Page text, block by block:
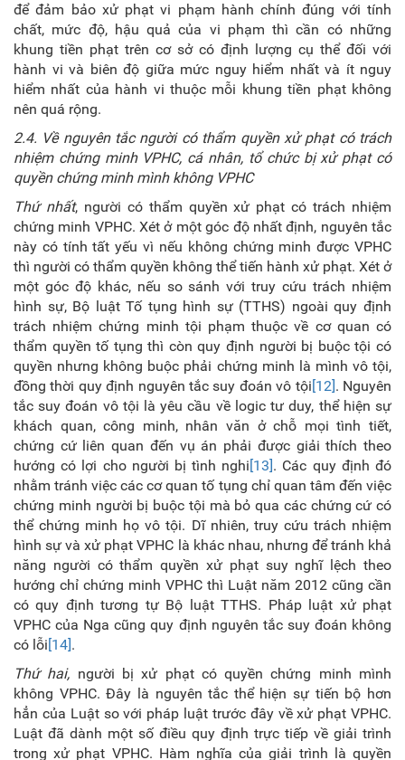
để đảm bảo xử phạt vi phạm hành chính đúng với tính
chất, mức độ, hậu quả của vi phạm thì cần có những
khung tiền phạt trên cơ sở có định lượng cụ thể đối với
hành vi và biên độ giữa mức nguy hiểm nhất và ít nguy
hiểm nhất của hành vi thuộc mỗi khung tiền phạt không
nên quá rộng.
2.4. Về nguyên tắc người có thẩm quyền xử phạt có trách
nhiệm chứng minh VPHC, cá nhân, tổ chức bị xử phạt có
quyền chứng minh mình không VPHC
Thứ nhất, người có thẩm quyền xử phạt có trách nhiệm
chứng minh VPHC. Xét ở một góc độ nhất định, nguyên tắc
này có tính tất yếu vì nếu không chứng minh được VPHC
thì người có thẩm quyền không thể tiến hành xử phạt. Xét ở
một góc độ khác, nếu so sánh với truy cứu trách nhiệm
hình sự, Bộ luật Tố tụng hình sự (TTHS) ngoài quy định
trách nhiệm chứng minh tội phạm thuộc về cơ quan có
thẩm quyền tố tụng thì còn quy định người bị buộc tội có
quyền nhưng không buộc phải chứng minh là mình vô tội,
đồng thời quy định nguyên tắc suy đoán vô tội[12]. Nguyên
tắc suy đoán vô tội là yêu cầu về logic tư duy, thể hiện sự
khách quan, công minh, nhân văn ở chỗ mọi tình tiết,
chứng cứ liên quan đến vụ án phải được giải thích theo
hướng có lợi cho người bị tình nghi[13]. Các quy định đó
nhằm tránh việc các cơ quan tố tụng chỉ quan tâm đến việc
chứng minh người bị buộc tội mà bỏ qua các chứng cứ có
thể chứng minh họ vô tội. Dĩ nhiên, truy cứu trách nhiệm
hình sự và xử phạt VPHC là khác nhau, nhưng để tránh khả
năng người có thẩm quyền xử phạt suy nghĩ lệch theo
hướng chỉ chứng minh VPHC thì Luật năm 2012 cũng cần
có quy định tương tự Bộ luật TTHS. Pháp luật xử phạt
VPHC của Nga cũng quy định nguyên tắc suy đoán không
có lỗi[14].
Thứ hai, người bị xử phạt có quyền chứng minh mình
không VPHC. Đây là nguyên tắc thể hiện sự tiến bộ hơn
hẳn của Luật so với pháp luật trước đây về xử phạt VPHC.
Luật đã dành một số điều quy định trực tiếp về giải trình
trong xử phạt VPHC. Hàm nghĩa của giải trình là quyền